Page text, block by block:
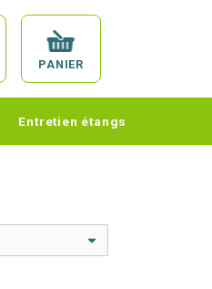
PANIER
Entretien étangs